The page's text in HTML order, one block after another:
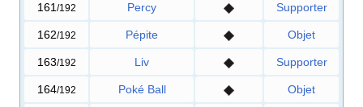
161 /192 Percy Supporter
162/192 Pépite Objet
163/192 Liv Supporter
164/192 Poké Ball Objet